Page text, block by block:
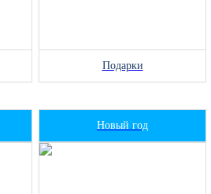
Подарки
Новый год